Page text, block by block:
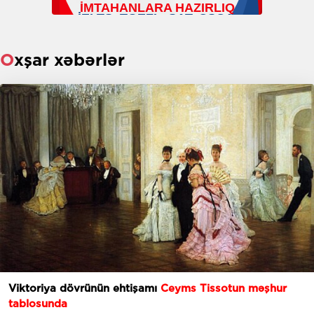
Oxşar xəbərlər
Viktoriya dövrünün ehtişamı Ceyms Tissotun məşhur
tablosunda